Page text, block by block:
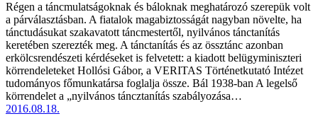
Régen a táncmulatságoknak és báloknak meghatározó szerepük volt
a párválasztásban. A fiatalok magabiztosságát nagyban növelte, ha
tánctudásukat szakavatott táncmestertől, nyilvános tánctanítás
keretében szerezték meg. A tánctanítás és az össztánc azonban
erkölcsrendészeti kérdéseket is felvetett: a kiadott belügyminiszteri
körrendeleteket Hollósi Gábor, a VERITAS Történet­kutató Intézet
tudományos főmunkatársa foglalja össze. Bál 1938-ban A legelső
körrendelet a „nyilvános táncztanítás szabályozása…
2016.08.18.